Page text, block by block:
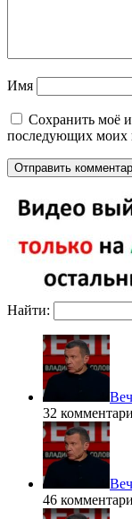
Имя
Сохранить моё
последующих моих
Найти:
32
46